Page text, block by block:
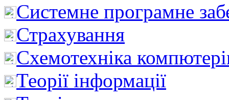
Системне програмне
Страхування
Схемотехніка
Теорії інформації